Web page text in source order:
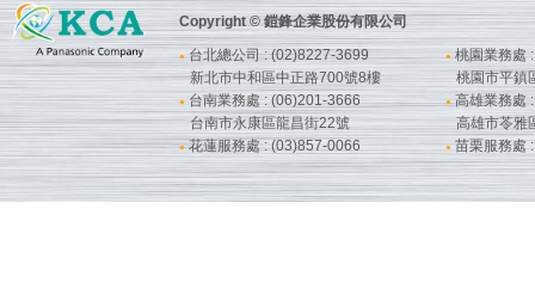
Copyright © 鎧鋒企業股份有限公司
●台北總公司 : (02)8227-3699
新北市中和區中正路700號8樓
● 桃園業務處
桃園市平鎮
● 台南業務處 : (06)201-3666
台南市永康區龍昌街22號
●高雄業務處
高雄市苓雅
●花蓮服務處 : (03)857-0066 ● 苗栗服務處